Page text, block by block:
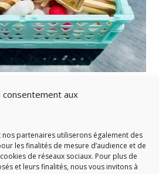
consentement aux
nos partenaires utiliserons également des
les finalités de mesure d’audience et de
de réseaux sociaux. Pour plus de
et leurs finalités, nous vous invitons à
un établissement public quiexerce